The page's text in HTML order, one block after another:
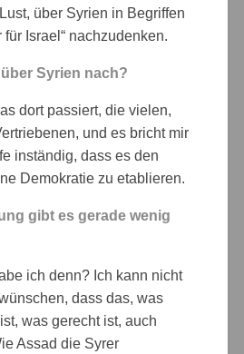
über Syrien in Begriffen
für Israel“ nachzudenken.
Syrien nach?
dort passiert, die vielen,
und es bricht mir
inständig, dass es den
Demokratie zu etablieren.
gibt es gerade wenig
ich denn? Ich kann nicht
dass das, was
was gerecht ist, auch
Assad die Syrer